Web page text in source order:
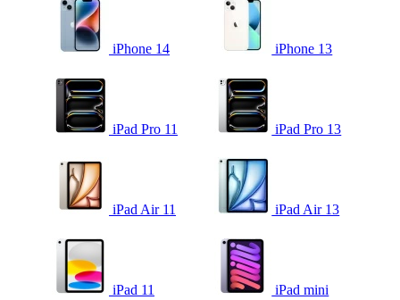
iPhone 14 iPhone 13
iPad Pro 11 iPad Pro 13
iPad Air 11 iPad Air 13
iPad 11 iPad mini